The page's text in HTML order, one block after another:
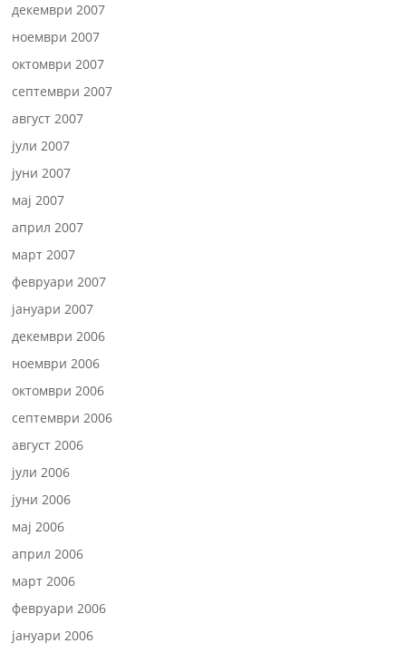
декември 2007
ноември 2007
октомври 2007
септември 2007
август 2007
јули 2007
јуни 2007
мај 2007
април 2007
март 2007
февруари 2007
јануари 2007
декември 2006
ноември 2006
октомври 2006
септември 2006
август 2006
јули 2006
јуни 2006
мај 2006
април 2006
март 2006
февруари 2006
јануари 2006